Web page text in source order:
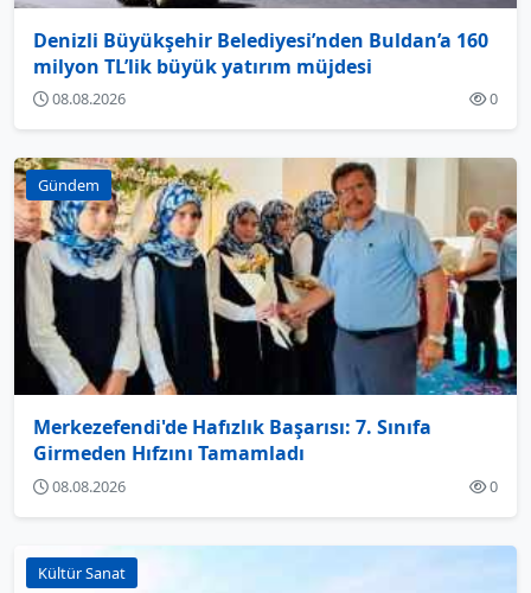
Denizli Büyükşehir Belediyesi’nden Buldan’a 160
milyon TL’lik büyük yatırım müjdesi
08.08.2026 0
Gündem
Merkezefendi'de Hafızlık Başarısı: 7. Sınıfa
Girmeden Hıfzını Tamamladı
08.08.2026 0
Kültür Sanat